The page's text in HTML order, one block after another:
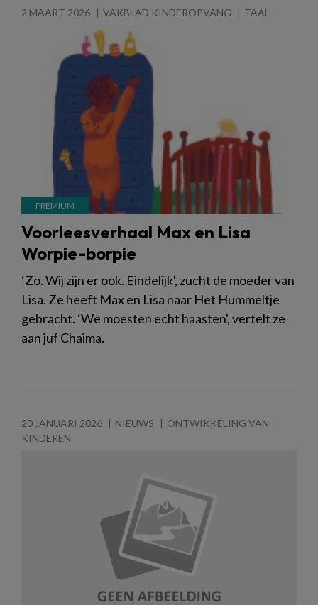
2 MAART 2026 VAKBLAD KINDEROPVANG TAAL
Voorleesverhaal Max en Lisa
Worpie-borpie
‘Zo. Wij zijn er ook. Eindelijk', zucht de moeder van
Lisa. Ze heeft Max en Lisa naar Het Hummeltje
gebracht. ‘We moesten echt haasten', vertelt ze
aan juf Chaima.
20 JANUARI 2026 NIEUWS
ONTWIKKELING VAN
KINDEREN